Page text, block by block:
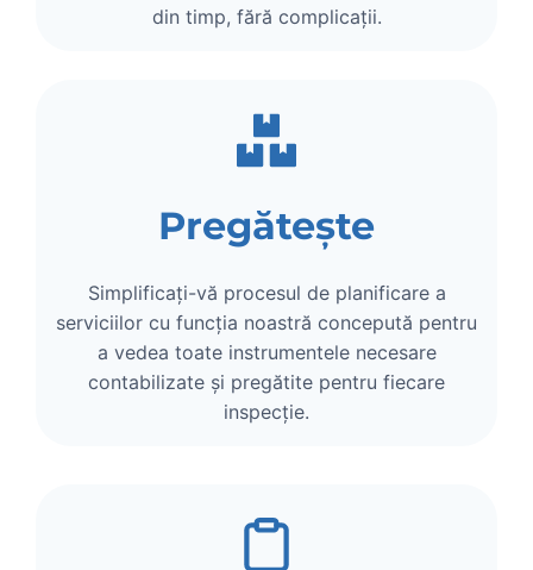
din timp, fără complicații.
Pregătește
Simplificați-vă procesul de planificare a
serviciilor cu funcția noastră concepută pentru
a vedea toate instrumentele necesare
contabilizate și pregătite pentru fiecare
inspecție.